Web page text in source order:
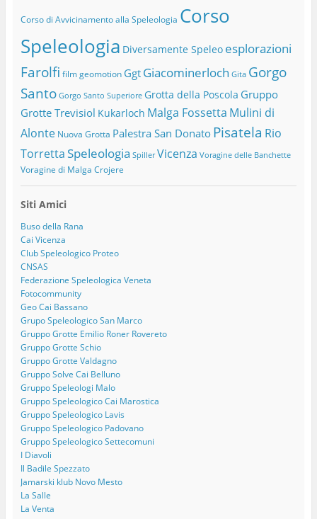
Corso di Avvicinamento alla Speleologia Corso
Speleologia Diversamente Speleo esplorazioni
Farolfi film geomotion Ggt Giacominerloch Gita Gorgo
Santo Gorgo Santo Superiore Grotta della Poscola Gruppo
Grotte Trevisiol Kukarloch Malga Fossetta Mulini di
Alonte Nuova Grotta Palestra San Donato Pisatela Rio
TorrettaSpeleologia Spiller Vicenza Voragine delle Banchette
Voragine di Malga Crojere
Siti Amici
Buso della Rana
Cai Vicenza
Club Speleologico Proteo
CNSAS
Federazione Speleologica Veneta
Fotocommunity
Geo Cai Bassano
Grupo Speleologico San Marco
Gruppo Grotte Emilio Roner Rovereto
Gruppo Grotte Schio
Gruppo Grotte Valdagno
Gruppo Solve Cai Belluno
Gruppo Speleologi Malo
Gruppo Speleologico Cai Marostica
Gruppo Speleologico Lavis
Gruppo Speleologico Padovano
Gruppo Speleologico Settecomuni
I Diavoli
Il Badile Spezzato
Jamarski klub Novo Mesto
La Salle
La Venta